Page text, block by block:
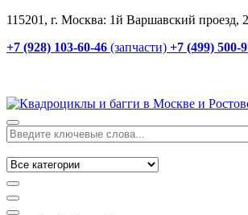
115201, г. Москва: 1й Варшавский проезд,
+7 (928) 103-60-46 (запчасти) +7 (499) 500-